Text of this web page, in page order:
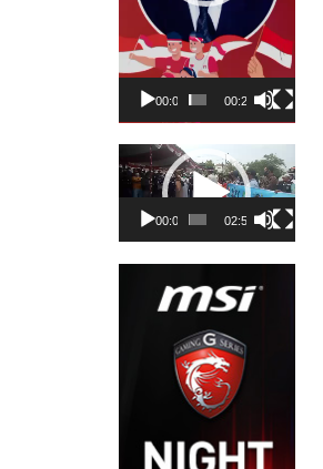
00:00 00:23
Pemutar
Video
00:00 02:50